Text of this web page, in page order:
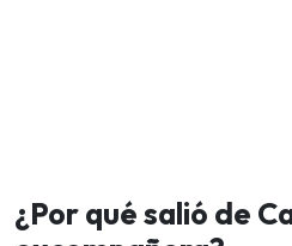
¿Por qué salió de